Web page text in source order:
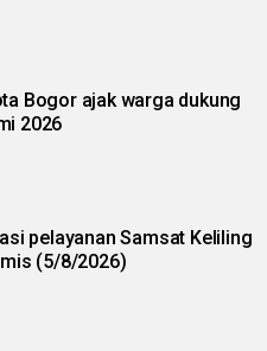
Bogor ajak warga dukung
2026
pelayanan Samsat Keliling
(5/8/2026)